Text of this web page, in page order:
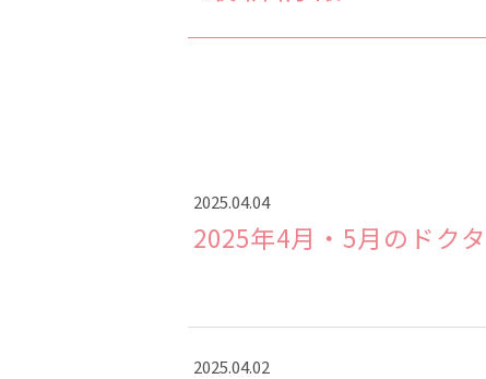
2025.04.04
2025年4月・5月のドク
2025.04.02